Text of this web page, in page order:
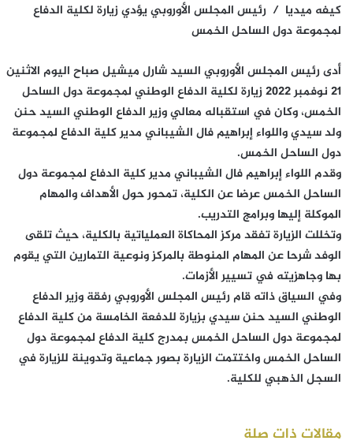
كيفه ميديا / رئيس المجلس الأوروبي يؤدي زيارة لكلية الدفاع
لمجموعة دول الساحل الخمس
أدى رئيس المجلس الأوروبي السيد شارل ميشيل صباح اليوم الاثنين
21 نوفمبر 2022 زيارة لكلية الدفاع الوطني لمجموعة دول الساحل
الخمس، وكان في استقباله معالي وزير الدفاع الوطني السيد حنن
ولد سيدي واللواء إبراهيم فال الشيباني مدير كلية الدفاع لمجموعة
دول الساحل الخمس.
وقدم اللواء إبراهيم فال الشيباني مدير كلية الدفاع لمجموعة دول
الساحل الخمس عرضا عن الكلية، تمحور حول الأهداف والمهام
الموكلة إليها وبرامج التدريب.
وتخللت الزيارة تفقد مركز المحاكاة العملياتية بالكلية، حيث تلقى
الوفد شرحا عن المهام المنوطة بالمركز ونوعية التمارين التي يقوم
بها وجاهزيته في تسيير الأزمات.
وفي السياق ذاته قام رئيس المجلس الأوروبي رفقة وزير الدفاع
الوطني السيد حنن سيدي بزيارة للدفعة الخامسة من كلية الدفاع
لمجموعة دول الساحل الخمس بمدرج كلية الدفاع لمجموعة دول
الساحل الخمس واختتمت الزيارة بصور جماعية وتدوينة للزيارة في
السجل الذهبي للكلية.
مقالات ذات صلة